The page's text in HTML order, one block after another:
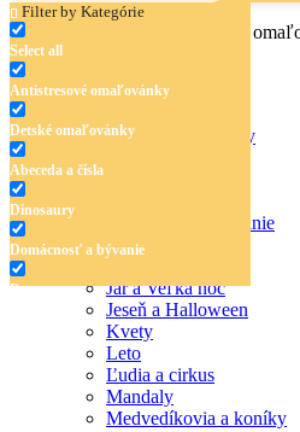
Filter by Kategórie
Select all
Antistresové omaľovánky
Detské omaľovánky
Abeceda a čísla
Dinosaury
Domácnosť a bývanie
Doprava
Jar a Veľká noc
Jeseň a Halloween
Zadaj názov, oblasť alebo tému
Antistresové omaľovánky
Domácnosť a bývanie
Doprava
Jar a Veľká noc
Jeseň a Halloween
Kvety
Leto
Ľudia a cirkus
Mandaly
Medvedíkovia a koníky